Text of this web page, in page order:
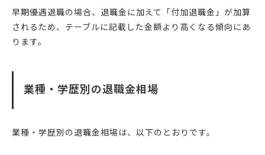
早期優遇退職の場合、退職金に加えて「付加退職金」が加算
されるため、テーブルに記載した金額より高くなる傾向にあ
ります。
業種・学歴別の退職金相場
業種・学歴別の退職金相場は、以下のとおりです。